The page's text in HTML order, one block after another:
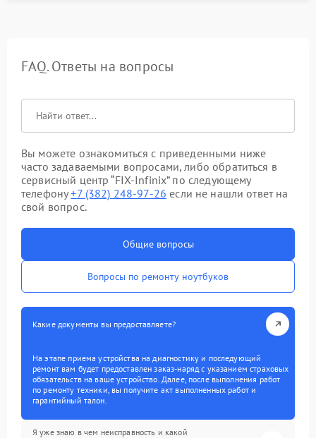
FAQ. Ответы на вопросы
Вы можете ознакомиться с приведенными ниже
часто задаваемыми вопросами, либо обратиться в
сервисный центр “FIX-Infinix” по следующему
телефону+7 (382) 248-97-26 если не нашли ответ на
свой вопрос.
Общие вопросы
Вопросы по ремонту ноутбуков
Какие документы вы предоставляете?
На этапе приема устройства на диагностику и последующий
ремонт вам будет предоставлен заказ-наряд с указанием страховых
обязательств на ваше устройство. Далее, после выполнения работ
по ремонту техники, вы получите акт выполненных работ и
гарантийный талон.
Я уже знаю в чем неисправность и какой